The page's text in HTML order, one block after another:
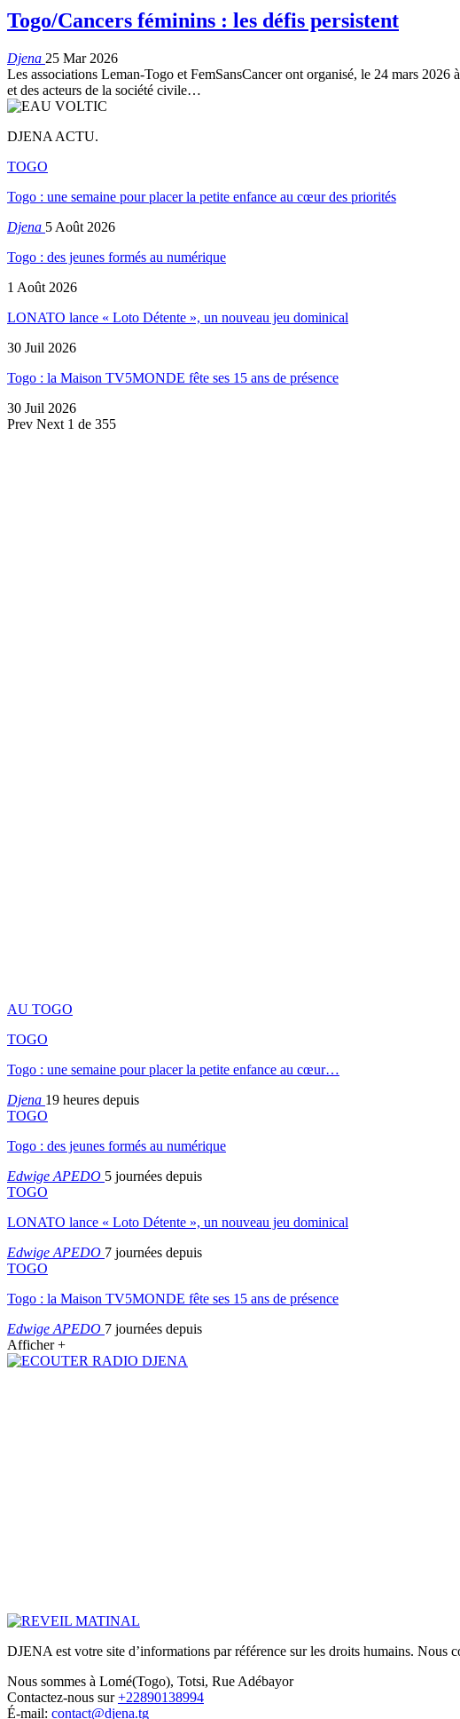
Togo/Cancers féminins : les défis persistent
Djena 25 Mar 2026
Les associations Leman-Togo et FemSansCancer ont organisé, le 24 mars
et des acteurs de la société civile…
DJENA ACTU.
TOGO
Togo : une semaine pour placer la petite enfance au cœur des priorités
Djena 5 Août 2026
Togo : des jeunes formés au numérique
1 Août 2026
LONATO lance « Loto Détente », un nouveau jeu dominical
30 Juil 2026
Togo : la Maison TV5MONDE fête ses 15 ans de présence
30 Juil 2026
Prev Next 1 de 355
AU TOGO
TOGO
Togo : une semaine pour placer la petite enfance au cœur…
Djena 19 heures depuis
TOGO
Togo : des jeunes formés au numérique
Edwige APEDO 5 journées depuis
TOGO
LONATO lance « Loto Détente », un nouveau jeu dominical
Edwige APEDO 7 journées depuis
TOGO
Togo : la Maison TV5MONDE fête ses 15 ans de présence
Edwige APEDO 7 journées depuis
Afficher +
DJENA est votre site d’informations par référence sur les droits humains. Nous
Nous sommes à Lomé(Togo), Totsi, Rue Adébayor
Contactez-nous sur+22890138994
É-mail: contact@djena.tg